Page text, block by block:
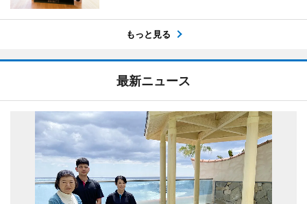
もっと見る
最新ニュース